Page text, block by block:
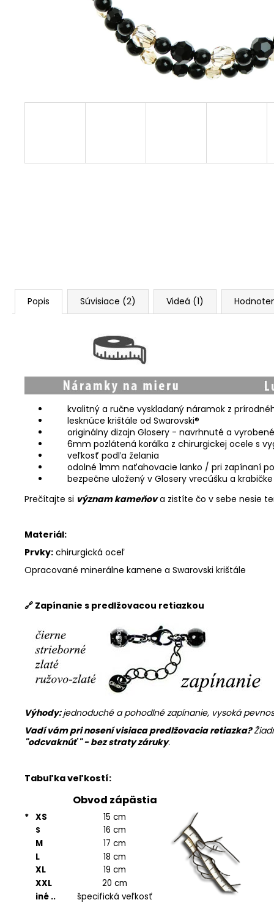
Popis Súvisiace (2) Videá (1)
kvalitný a ručne vyskladaný náramok z
lesknúce krištále od Swarovski®
originálny dizajn Glosery - navrhnuté a
6mm pozlátená korálka z chirurgickej ocele s
veľkosť podľa želania
odolné 1mm naťahovacie lanko / pri zapínaní
bezpečne uložený v Glosery vrecúšku a krabičke
Prečítajte si význam kameňova zistíte čo v sebe nesie
Materiál:
Prvky: chirurgická oceľ
Opracované minerálne kamene a Swarovski krištále
🔗 Zapínanie s predlžovacou retiazkou
Výhody:jednoduché a pohodlné zapínanie, vysoká
Vadí vám pri nosení visiaca predlžovacia retiazka?
"odcvaknúť " - bez straty záruky.
Tabuľka veľkostí:
Obvod zápästia
* XS 15 cm
S
16 cm
M
17 cm
L
18 cm
XL
19 cm
XXL
20 cm
iné ..
špecifická veľkosť